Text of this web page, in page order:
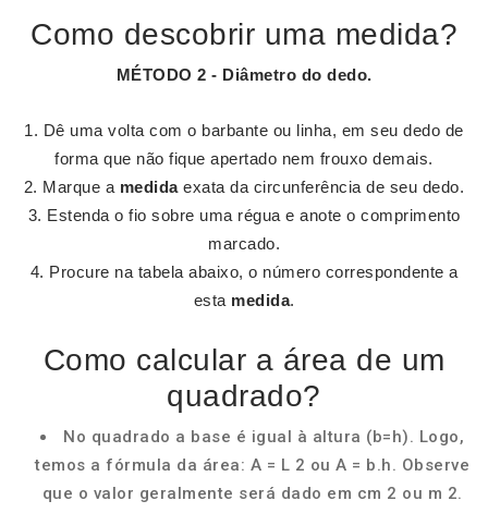
Como descobrir uma medida?
MÉTODO 2 - Diâmetro do dedo.
Dê uma volta com o barbante ou linha, em seu dedo de
forma que não fique apertado nem frouxo demais.
Marque a medidaexata da circunferência de seu dedo.
Estenda o fio sobre uma régua e anote o comprimento
marcado.
Procure na tabela abaixo, o número correspondente a
esta medida.
Como calcular a área de um
quadrado?
No quadrado a base é igual à altura (b=h). Logo,
temos a fórmula da área: A = L 2 ou A = b.h. Observe
que o valor geralmente será dado em cm 2 ou m 2.